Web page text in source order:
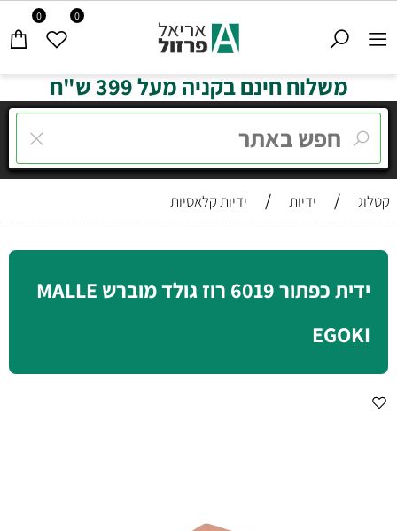
0 0
משלוח חינם בקניה מעל 399 ש"ח
קטלוג / ידיות / ידיות קלאסיות
ידית כפתור 6019 רוז גולד מוברש MALLE
EGOKI